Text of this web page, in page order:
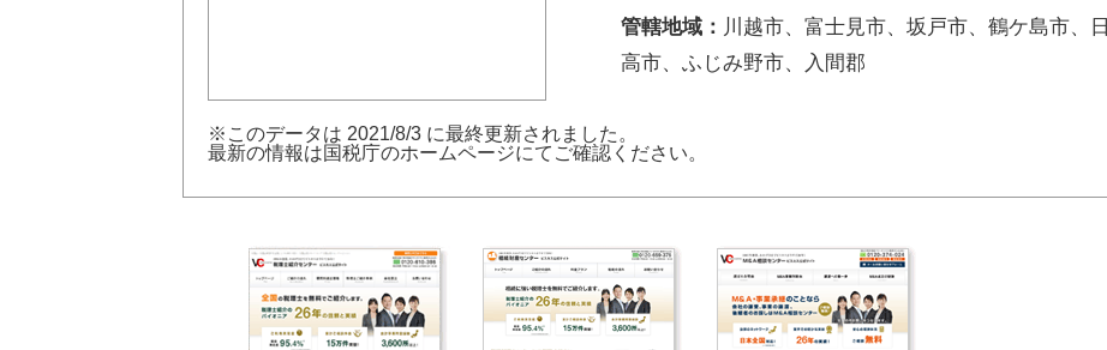
管轄地域： 川越市、富士見市、坂戸市、鶴ケ島市、日
高市、ふじみ野市、入間郡
※このデータは 2021/8/3 に最終更新されました。
最新の情報は国税庁のホームページにてご確認ください。